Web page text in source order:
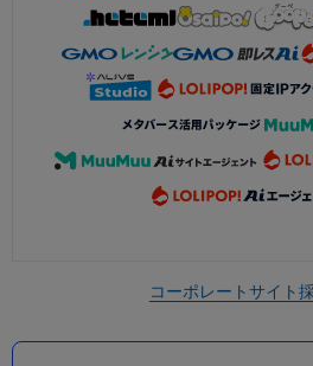
コーポレートサイト